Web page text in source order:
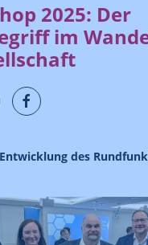
2025: Der
im
des